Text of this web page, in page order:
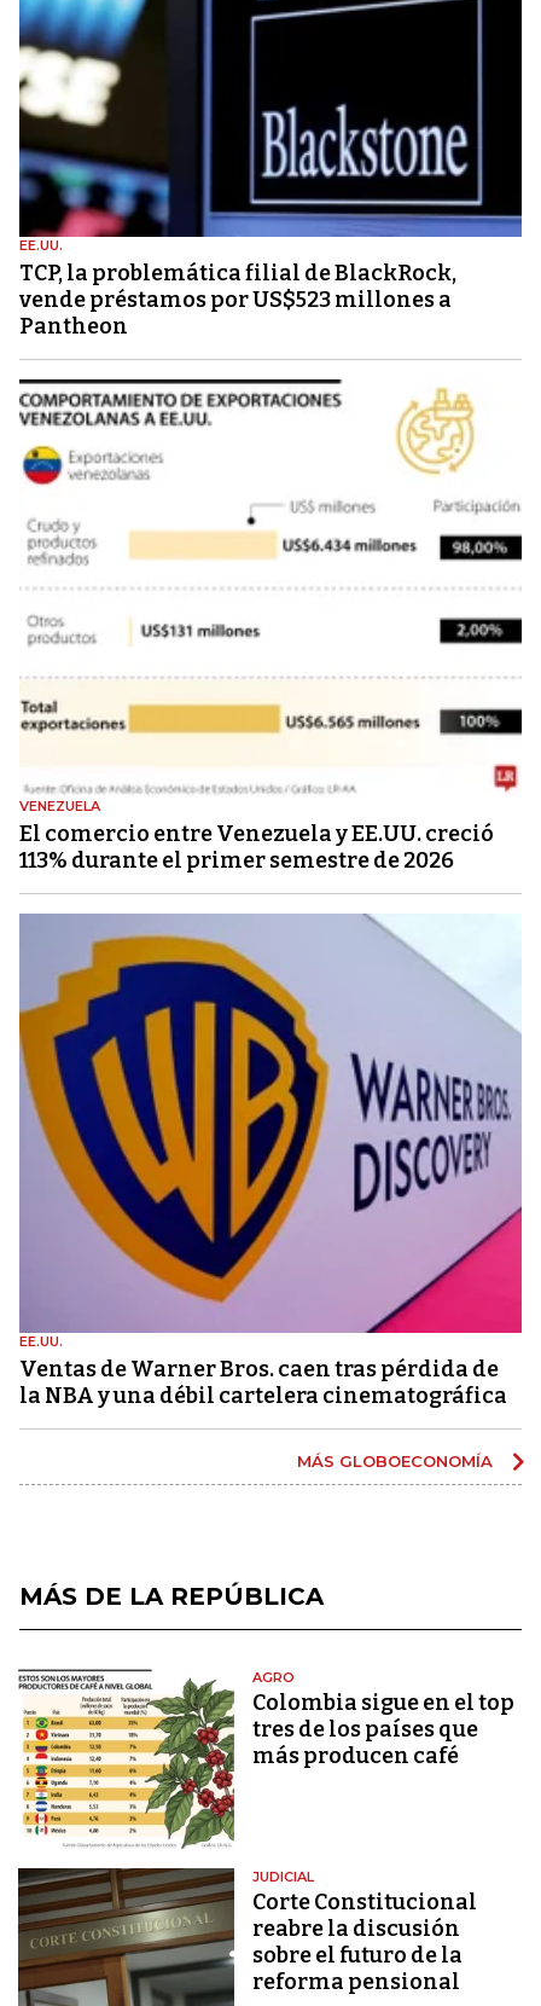
EE.UU.
TCP, la problemática filial de BlackRock,
vende préstamos por US$523 millones a
Pantheon
VENEZUELA
El comercio entre Venezuela y EE.UU. creció
113% durante el primer semestre de 2026
EE.UU.
Ventas de Warner Bros. caen tras pérdida de
la NBA y una débil cartelera cinematográfica
MÁS GLOBOECONOMÍA
MÁS DE LA REPÚBLICA
AGRO
Colombia sigue en el top
tres de los países que
más producen café
JUDICIAL
Corte Constitucional
reabre la discusión
sobre el futuro de la
reforma pensional